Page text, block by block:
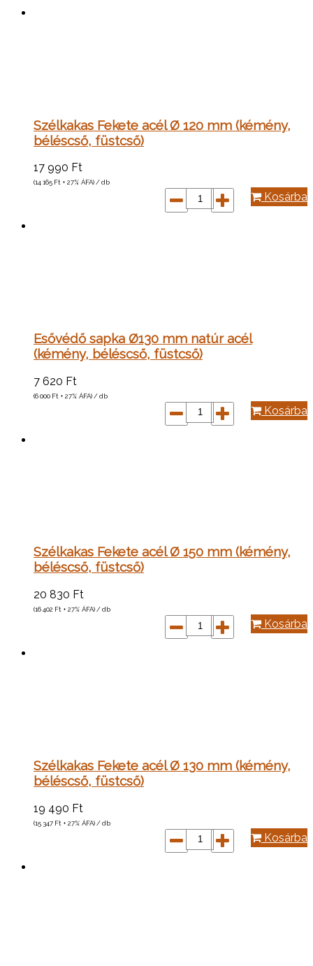
Szélkakas Fekete acél Ø 120 mm (kémény,
béléscső, füstcső)
17 990 Ft
(14 165 Ft + 27% ÁFA) / db
Kosárba
Esővédő sapka Ø130 mm natúr acél
(kémény, béléscső, füstcső)
7 620 Ft
(6 000 Ft + 27% ÁFA) / db
Kosárba
Szélkakas Fekete acél Ø 150 mm (kémény,
béléscső, füstcső)
20 830 Ft
(16 402 Ft + 27% ÁFA) / db
Kosárba
Szélkakas Fekete acél Ø 130 mm (kémény,
béléscső, füstcső)
19 490 Ft
(15 347 Ft + 27% ÁFA) / db
Kosárba